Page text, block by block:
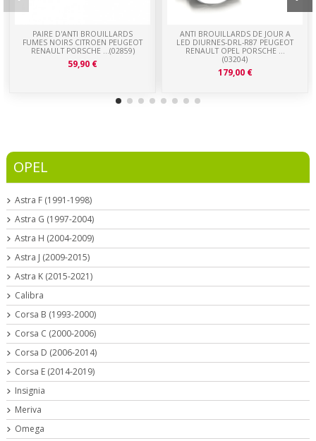
PAIRE D'ANTI BROUILLARDS
FUMES NOIRS CITROEN PEUGEOT
RENAULT PORSCHE ...(02859)
59,90 €
ANTI BROUILLARDS DE JOUR A
LED DIURNES-DRL-R87 PEUGEOT
RENAULT OPEL PORSCHE ...
(03204)
179,00 €
OPEL
Astra F (1991-1998)
Astra G (1997-2004)
Astra H (2004-2009)
Astra J (2009-2015)
Astra K (2015-2021)
Calibra
Corsa B (1993-2000)
Corsa C (2000-2006)
Corsa D (2006-2014)
Corsa E (2014-2019)
Insignia
Meriva
Omega